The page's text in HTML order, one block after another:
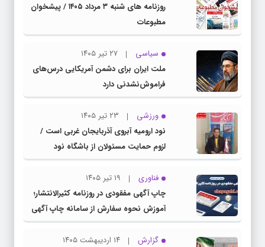
روزنامه های شنبه ۳ مرداد ۱۴۰۵ / پیشخوان
مطبوعات
سیاسی
۲۷ تیر ۱۴۰۵
ملت ایران برای دشمن آمریکایی درس‌های
فراموش‌نشدنی دارد
ورزشی
۲۳ تیر ۱۴۰۵
نود ارومیه آبروی آذربایجان غربی است /
لزوم حمایت مسئولان از باشگاه نود
فناوری
۱۹ تیر ۱۴۰۵
چاپ آگهی مفقودی در روزنامه کثیرالانتشار؛
آموزش نحوه سفارش از سامانه چاپ آگهی
دات کام
گزارش
۱۴ اردیبهشت ۱۴۰۵